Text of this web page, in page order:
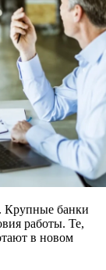
Крупные банки
работы. Те,
в новом